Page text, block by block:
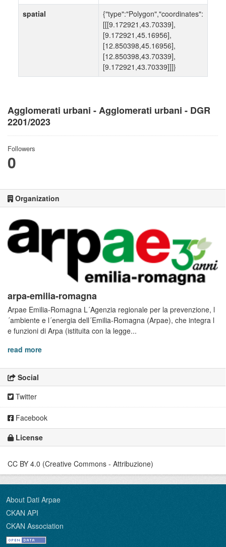
Agglomerati urbani - Agglomerati urbani - DGR
2201/2023
Followers
0
Organization
arpa-emilia-romagna
Arpae Emilia-Romagna L´Agenzia regionale per la prevenzione, l
´ambiente e l´energia dell´Emilia-Romagna (Arpae), che integra l
e funzioni di Arpa (istituita con la legge...
read more
Social
Twitter
Facebook
License
CC BY 4.0 (Creative Commons - Attribuzione)
spatial
{"type":"Polygon","coordinates":
[[[9.172921,43.70339],
[9.172921,45.16956],
[12.850398,45.16956],
[12.850398,43.70339],
[9.172921,43.70339]]]}
About Dati Arpae
CKAN API
CKAN Association